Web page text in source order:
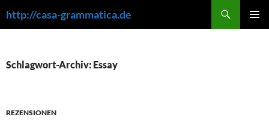
Inhalt
http://casa-grammatica.de
Schlagwort-Archiv: Essay
REZENSIONEN